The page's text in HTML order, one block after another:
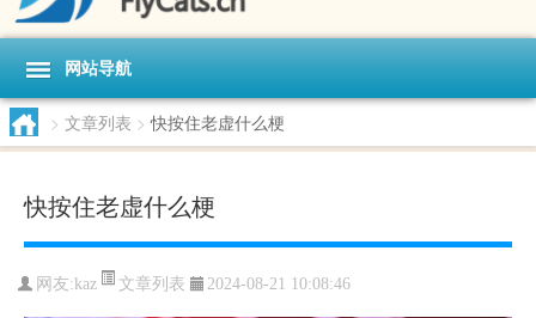
网站导航
> 文章列表 > 快按住老虚什么梗
快按住老虚什么梗
网友:kaz 文章列表 2024-08-21 10:08:46